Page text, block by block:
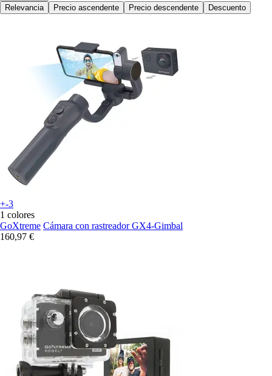
Relevancia
Precio ascendente Precio descendente Descuento
+-3
1 colores
GoXtreme Cámara con rastreador GX4-Gimbal
160,97 €